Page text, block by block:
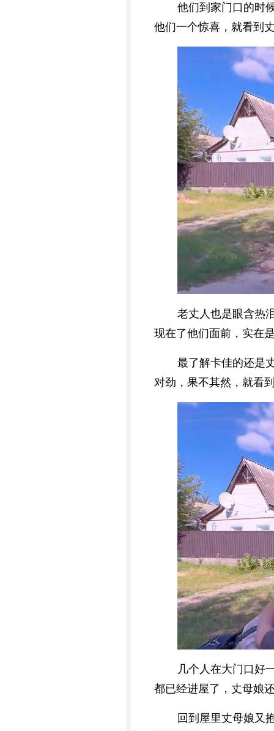
他们到家门口的时
他们一个惊喜，就看到
老丈人也是眼含热
现在了他们面前，实在
最了解卡佳的还是
对劲，果不其然，就看
几个人在大门口好
都已经进屋了，丈母娘
回到屋里丈母娘又